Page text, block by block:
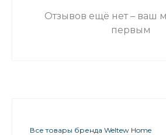
Отзывов ещё нет – ваш
первым
Все товары бренда Weltew Home